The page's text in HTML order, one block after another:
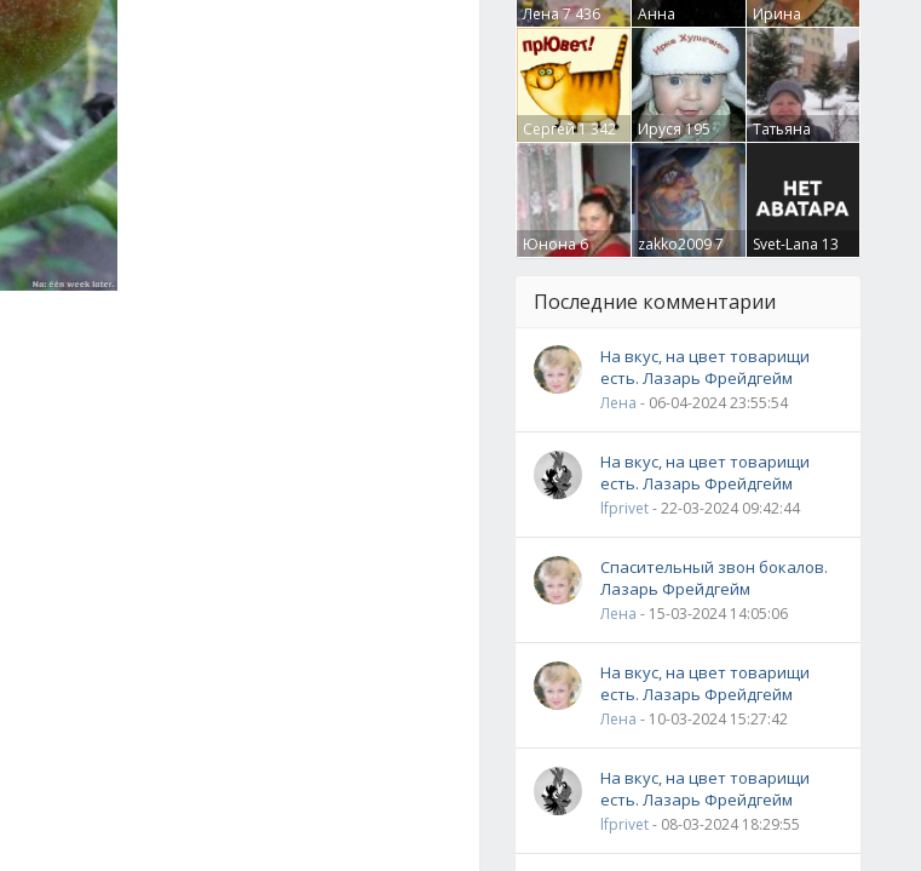
Лена7 436
Анна
Гумлевая0
Ирина
Бруцкая41
Сергей1 342 Ируся195
Татьяна
Крючкова0
Юнона6 zakko20097 Svet-Lana 13
Последние комментарии
На вкус, на цвет товарищи
есть. Лазарь Фрейдгейм
Лена - 06-04-2024 23:55:54
На вкус, на цвет товарищи
есть. Лазарь Фрейдгейм
lfprivet- 22-03-2024 09:42:44
Спасительный звон бокалов.
Лазарь Фрейдгейм
Лена - 15-03-2024 14:05:06
На вкус, на цвет товарищи
есть. Лазарь Фрейдгейм
Лена - 10-03-2024 15:27:42
На вкус, на цвет товарищи
есть. Лазарь Фрейдгейм
lfprivet- 08-03-2024 18:29:55